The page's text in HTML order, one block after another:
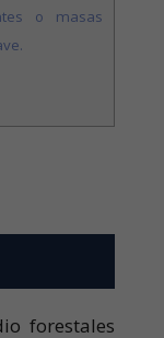
o masas
forestales